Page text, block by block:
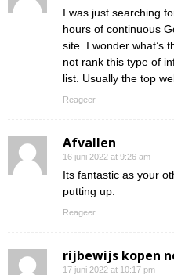
I was just searching
hours of continuous
site. I wonder what’s
not rank this type of
list. Usually the top
Reageer
Afvallen
16 juni 2022 at 9:26 am
Its fantastic as your
putting up.
Reageer
rijbewijs kopen
17 juni 2022 at 10:17 pm